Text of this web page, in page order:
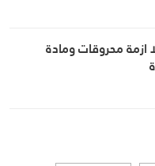
ازمة محروقات ومادة